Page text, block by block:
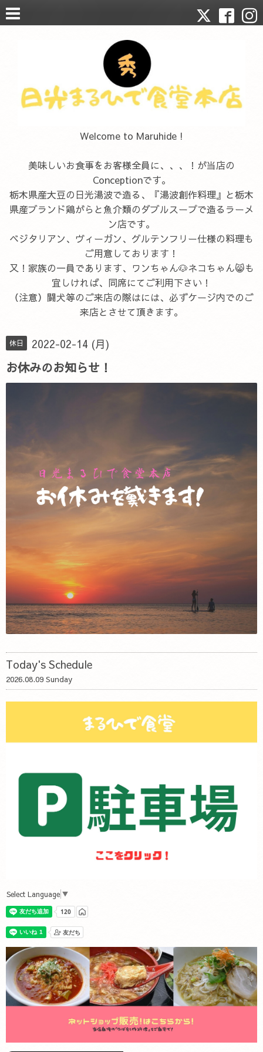
Welcome to Maruhide !
美味しいお食事をお客様全員に、、、！が当店の
Conceptionです。
栃木県産大豆の日光湯波で造る、『湯波創作料理』と栃木
県産ブランド鶏がらと魚介類のダブルスープで造るラーメ
ン店です。
ベジタリアン、ヴィーガン、グルテンフリー仕様の料理も
ご用意しております！
又！家族の一員であります、ワンちゃん🐶ネコちゃん😸も
宜しければ、同席にてご利用下さい！
（注意）闘犬等のご来店の際はには、必ずケージ内でのご
来店とさせて頂きます。
休日 2022-02-14 (月)
お休みのお知らせ！
Today's Schedule
2026.08.09 Sunday
Select Language ▼